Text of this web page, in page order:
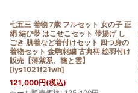
七五三 着物 7歳 フルセット 女の子 正
絹 結び帯 はこせこセット 帯揚げ し
ごき 肌着など着付けセット 四つ身の
着物セット 金駒刺繍 古典柄 絵羽付け
販売【薄紫系、鞠と雲】
[iys1021f21wh]
121,000円(税込)